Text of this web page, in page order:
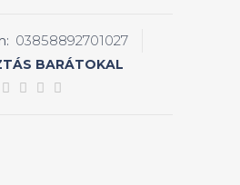
03858892701027
BARÁTOKAL